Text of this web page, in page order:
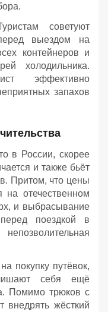
советуют
выездом на
контейнеров и
холодильника.
эффективно
запахов
в России, скорее
и также бьёт
Притом, что цены
на отечественном
и выбрасывание
поездкой в
покупку путёвок,
себя ещё
Помимо трюков с
внедрять жёсткий